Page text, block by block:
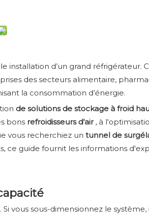
d’un grand réfrigérateur.
des secteurs alimentaire,
la consommation d’énergie.
de solutions de stockage à froid
bons refroidisseurs d'air , à
vous recherchiez un tunnel de
ce guide fournit les informations
sous-dimensionnez le système,